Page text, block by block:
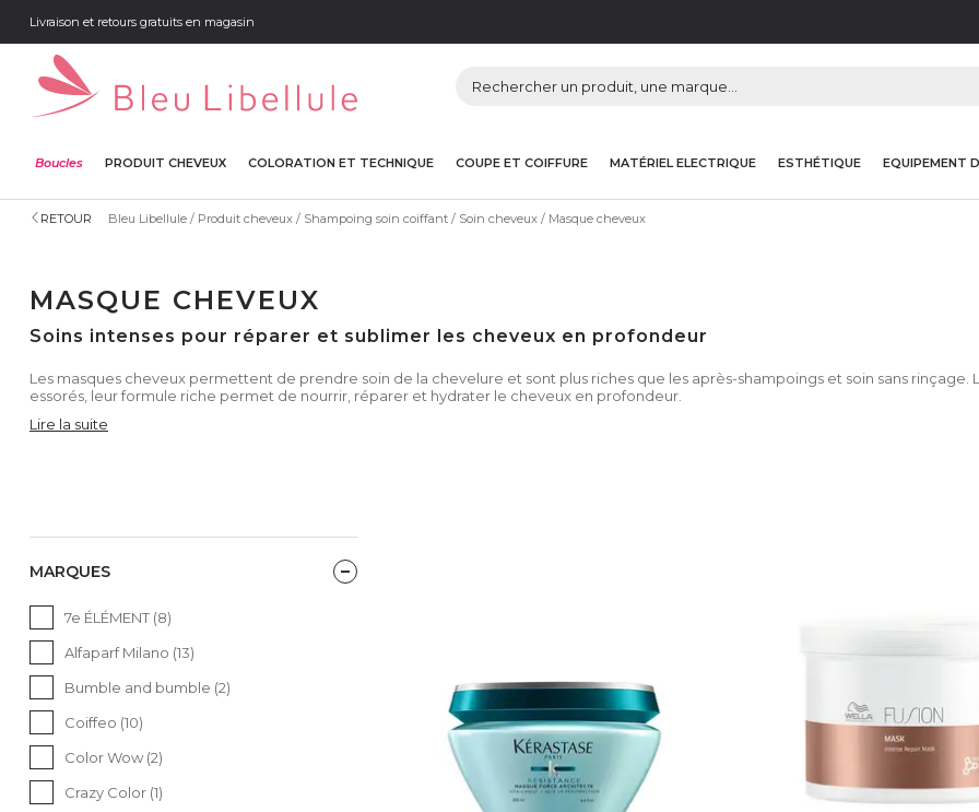
Livraison et retours gratuits en magasin
Boucles PRODUIT CHEVEUX COLORATION ET TECHNIQUE COUPE ET COIFFURE MATÉRIEL ELECTRIQUE ESTHÉTIQUE EQUIPEMENT
RETOUR Bleu Libellule Produit cheveux Shampoing soin coiffant Soin cheveux Masque cheveux
MASQUE CHEVEUX
Soins intenses pour réparer et sublimer les cheveux en profondeur
Les masques cheveux permettent de prendre soin de la chevelure et sont plus riches que les après-shampoings et soin sans rinçage.
essorés, leur formule riche permet de nourrir, réparer et hydrater le cheveux en profondeur.
Lire la suite
MARQUES
7e ÉLÉMENT (8)
Alfaparf Milano (13)
Bumble and bumble (2)
Coiffeo (10)
Color Wow (2)
Crazy Color (1)